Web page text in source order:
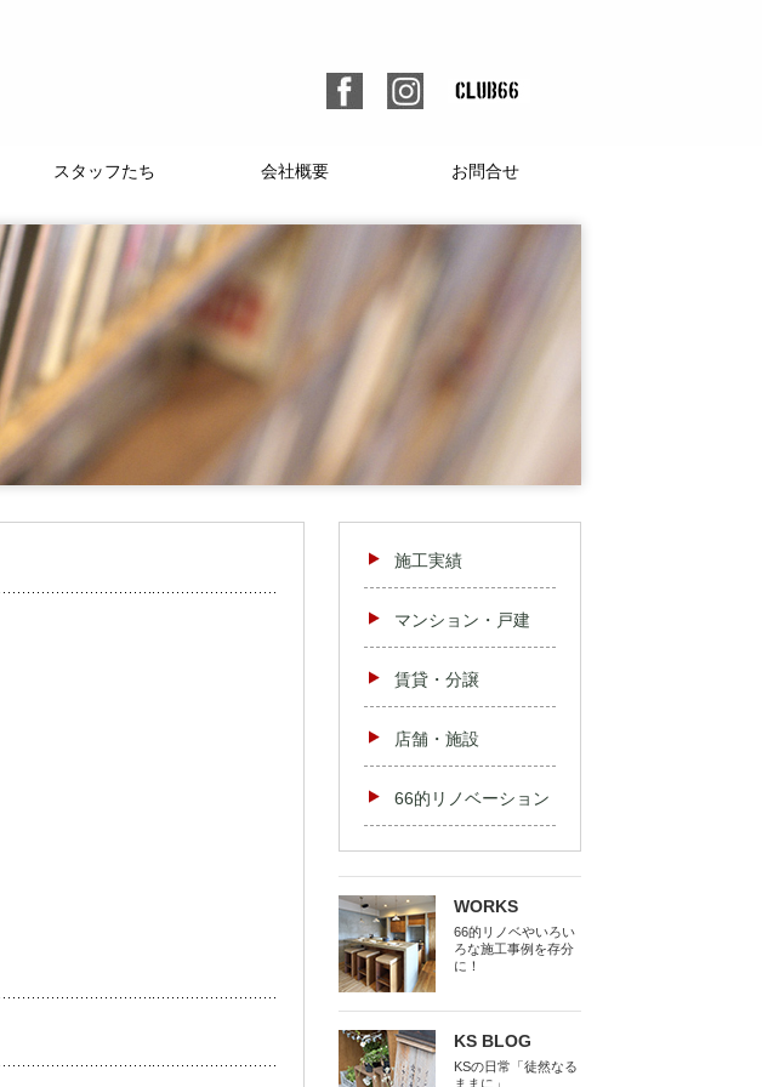
スタッフたち 会社概要 お問合せ
施工実績
マンション・戸建
賃貸・分譲
店舗・施設
66的リノベーション
WORKS
66的リノベやいろい
ろな施工事例を存分
に！
KS BLOG
KSの日常「徒然なる
ままに」